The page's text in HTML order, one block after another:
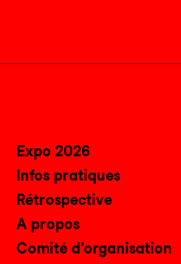
Expo 2026
Infos pratiques
Rétrospective
A propos
Comité d’organisation